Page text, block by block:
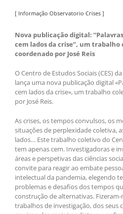
[ Informação Observatorio Crises ]
Nova publicação digital:
cem lados da crise”, um trabalho
coordenado por José Reis
O Centro de Estudos Sociais (CES)
lança uma nova publicação digital
cem lados da crise», um trabalho
por José Reis.
As crises, os tempos convulsos, os
situações de perplexidade coletiva,
lados… Este trabalho coletivo do
tem apenas cem. Investigadoras e
áreas e perspetivas das ciências
convite para reagir ao embate
intelectual da pandemia, elegendo
problemas e desafios dos tempos
construção de alternativas.
trabalhos de investigação, dos seus